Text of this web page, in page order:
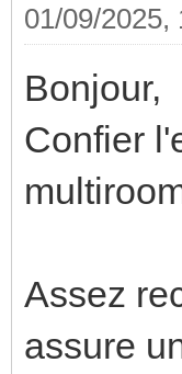
01/09/2025,
Bonjour,
Confier
Assez
assure